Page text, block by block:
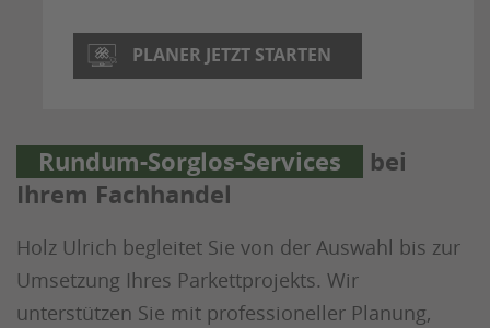
PLANER JETZT STARTEN
Rundum-Sorglos-Services
bei
Ihrem Fachhandel
Holz Ulrich begleitet Sie von der Auswahl bis zur
Umsetzung Ihres Parkettprojekts. Wir
unterstützen Sie mit professioneller Planung,